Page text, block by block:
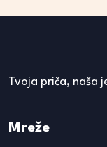
Tvoja priča, naša
Mreže